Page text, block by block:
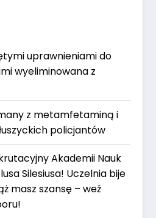
uprawnieniami do
wyeliminowana z
z metamfetaminą i
policjantów
Akademii Nauk
Silesiusa! Uczelnia bije
masz szansę – weź